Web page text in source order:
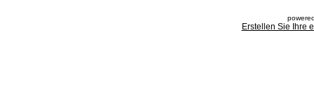
Erstellen Sie Ihre